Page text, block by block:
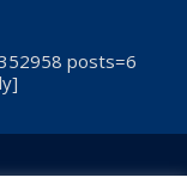
posts=6